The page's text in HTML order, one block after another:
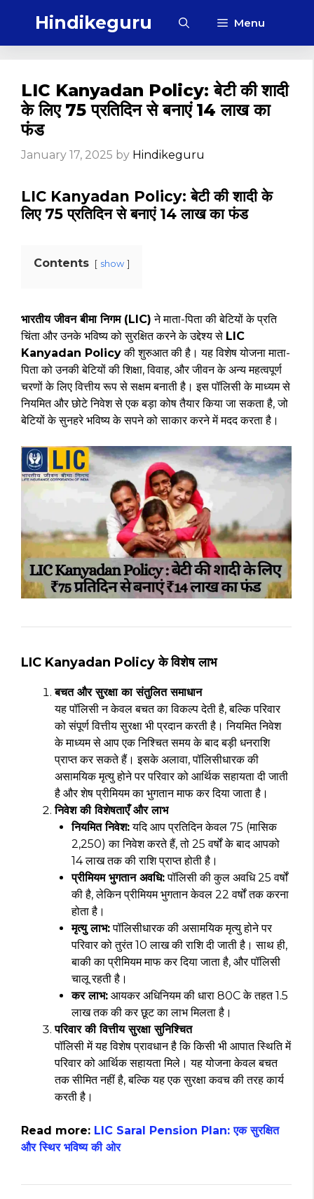
Hindikeguru Menu
LIC Kanyadan Policy: बेटी की शादी
के लिए ₹75 प्रतिदिन से बनाएं ₹14 लाख का
फंड
January 17, 2025 by Hindikeguru
LIC Kanyadan Policy: बेटी की शादी के
लिए ₹75 प्रतिदिन से बनाएं ₹14 लाख का फंड
Contents show
भारतीय जीवन बीमा निगम (LIC) ने माता-पिता की बेटियों के प्रति
चिंता और उनके भविष्य को सुरक्षित करने के उद्देश्य से LIC
Kanyadan Policyकी शुरुआत की है। यह विशेष योजना माता-
पिता को उनकी बेटियों की शिक्षा, विवाह, और जीवन के अन्य महत्वपूर्ण
चरणों के लिए वित्तीय रूप से सक्षम बनाती है। इस पॉलिसी के माध्यम से
नियमित और छोटे निवेश से एक बड़ा कोष तैयार किया जा सकता है, जो
बेटियों के सुनहरे भविष्य के सपने को साकार करने में मदद करता है।
LIC Kanyadan Policy के विशेष लाभ
बचत और सुरक्षा का संतुलित समाधान
यह पॉलिसी न केवल बचत का विकल्प देती है, बल्कि परिवार
को संपूर्ण वित्तीय सुरक्षा भी प्रदान करती है। नियमित निवेश
के माध्यम से आप एक निश्चित समय के बाद बड़ी धनराशि
प्राप्त कर सकते हैं। इसके अलावा, पॉलिसीधारक की
असामयिक मृत्यु होने पर परिवार को आर्थिक सहायता दी जाती
है और शेष प्रीमियम का भुगतान माफ कर दिया जाता है।
निवेश की विशेषताएँ और लाभ
नियमित निवेश:यदि आप प्रतिदिन केवल ₹75 (मासिक
₹2,250) का निवेश करते हैं, तो 25 वर्षों के बाद आपको
₹14 लाख तक की राशि प्राप्त होती है।
प्रीमियम भुगतान अवधि:पॉलिसी की कुल अवधि 25 वर्षों
की है, लेकिन प्रीमियम भुगतान केवल 22 वर्षों तक करना
होता है।
मृत्यु लाभ:पॉलिसीधारक की असामयिक मृत्यु होने पर
परिवार को तुरंत ₹10 लाख की राशि दी जाती है। साथ ही,
बाकी का प्रीमियम माफ कर दिया जाता है, और पॉलिसी
चालू रहती है।
कर लाभ: आयकर अधिनियम की धारा 80C के तहत ₹1.5
लाख तक की कर छूट का लाभ मिलता है।
परिवार की वित्तीय सुरक्षा सुनिश्चित
पॉलिसी में यह विशेष प्रावधान है कि किसी भी आपात स्थिति में
परिवार को आर्थिक सहायता मिले। यह योजना केवल बचत
तक सीमित नहीं है, बल्कि यह एक सुरक्षा कवच की तरह कार्य
करती है।
Read more: LIC Saral Pension Plan: एक सुरक्षित
और स्थिर भविष्य की ओर